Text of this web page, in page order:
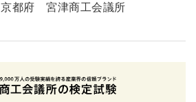
京都府 宮津商工会議所